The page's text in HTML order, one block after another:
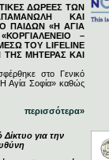
ΔΩΡΕΕΣ ΤΩΝ
ΚΑΙ
ΠΑΙΔΩΝ «Η ΑΓΙΑ
–
ΤΟΥ LIFELINE
ΤΗΣ ΜΗΤΕΡΑΣ ΚΑΙ
στο Γενικό
Αγία Σοφία» καθώς
περισσότερα»
για την